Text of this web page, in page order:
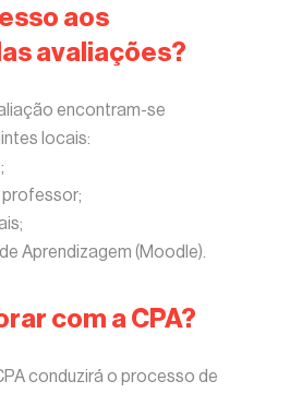
aos
avaliações?
encontram-se
locais:
professor;
Aprendizagem (Moodle).
com a CPA?
conduzirá o processo de